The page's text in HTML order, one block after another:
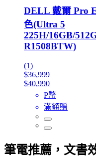
DELL 戴爾 Pro
色(Ultra 5
225H/16GB/
R1508BTW)
(1)
$36,999
$40,990
P幣
滿額贈
筆電推薦，文書